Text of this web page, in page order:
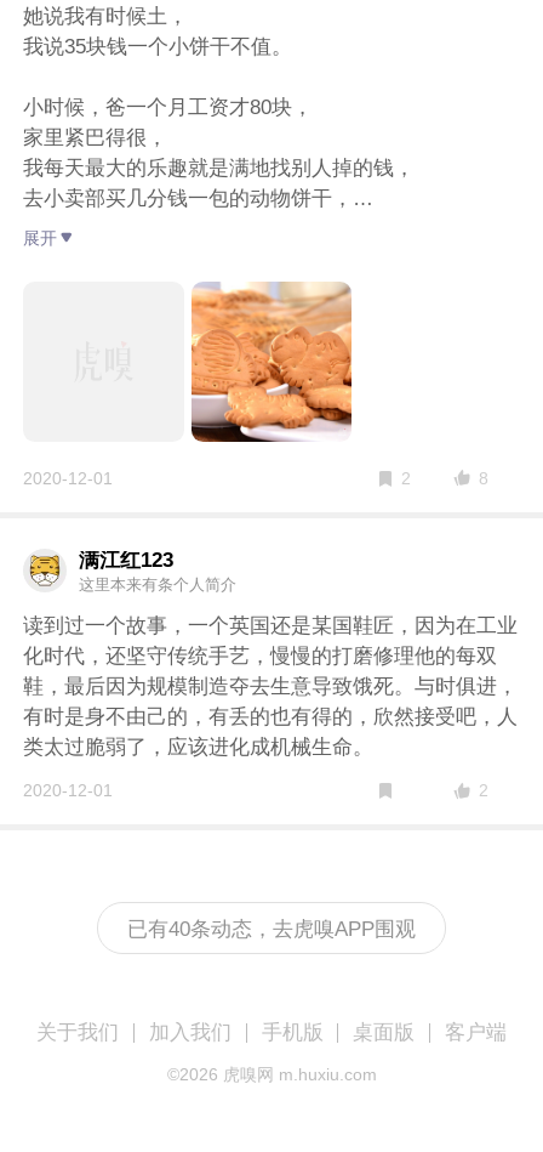
她说我有时候土，
我说35块钱一个小饼干不值。
小时候，爸一个月工资才80块，
家里紧巴得很，
我每天最大的乐趣就是满地找别人掉的钱，
去小卖部买几分钱一包的动物饼干，
不知道从什么时候开始，
再也没有从地上捡钱的快乐。
现在警察大叔肯定很郁闷。
以前的女孩子都结婚了
现在不知道为啥总是怀念穷的时候，
钻出汗的
花花绿绿的纸币。
展开
2020-12-01 2 8
满江红123
这里本来有条个人简介
读到过一个故事，一个英国还是某国鞋匠，因为在工业
化时代，还坚守传统手艺，慢慢的打磨修理他的每双
鞋，最后因为规模制造夺去生意导致饿死。与时俱进，
有时是身不由己的，有丢的也有得的，欣然接受吧，人
类太过脆弱了，应该进化成机械生命。
2020-12-01 2
已有40条动态，去虎嗅APP围观
关于我们 加入我们 手机版 桌面版 客户端
©2026 虎嗅网 m.huxiu.com